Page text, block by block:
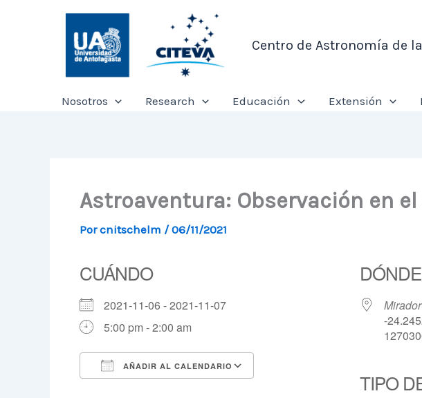
Centro de Astronomía de
Nosotros Research Educación Extensión
Astroaventura: Observación en
Porcnitschelm /06/11/2021
CUÁNDO
2021-11-06 - 2021-11-07
5:00 pm - 2:00 am
AÑADIR AL CALENDARIO
DÓNDE
-
TIPO